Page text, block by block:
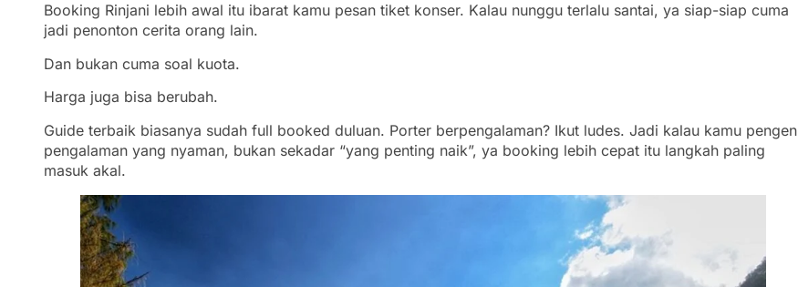
Booking Rinjani lebih awal itu ibarat kamu pesan tiket konser. Kalau nunggu terlalu santai, ya siap-siap cuma
jadi penonton cerita orang lain.
Dan bukan cuma soal kuota.
Harga juga bisa berubah.
Guide terbaik biasanya sudah full booked duluan. Porter berpengalaman? Ikut ludes. Jadi kalau kamu pengen
pengalaman yang nyaman, bukan sekadar “yang penting naik”, ya booking lebih cepat itu langkah paling
masuk akal.